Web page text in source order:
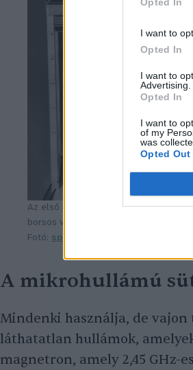
I want to
Opted In
I want to
Advertising.
Opted In
I want to
of my
was
Opted Out
Az első mikrohullámú sütők az 50-es
borsos volt.
Fotó: spectrum.ieee.org
A mikrohullámú
Mindenki használja, de vajon
láthatatlan hullámok,
magnetron, amely 2,45 GHz-